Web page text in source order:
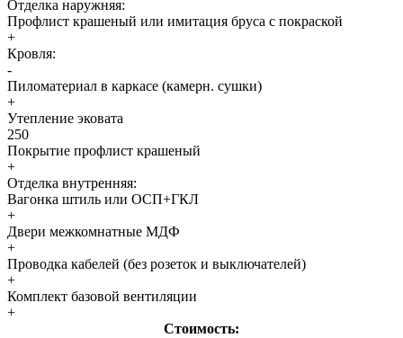
Отделка наружняя:
Профлист крашеный или имитация бруса с покраской
+
Кровля:
-
Пиломатериал в каркасе (камерн. сушки)
+
Утепление эковата
250
Покрытие профлист крашеный
+
Отделка внутренняя:
Вагонка штиль или ОСП+ГКЛ
+
Двери межкомнатные МДФ
+
Проводка кабелей (без розеток и выключателей)
+
Комплект базовой вентиляции
+
Стоимость: